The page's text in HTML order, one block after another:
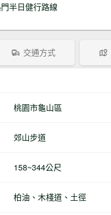
半日健行路線
交通方式
桃園市龜山區
郊山步道
158~344公尺
柏油、木棧道、土徑